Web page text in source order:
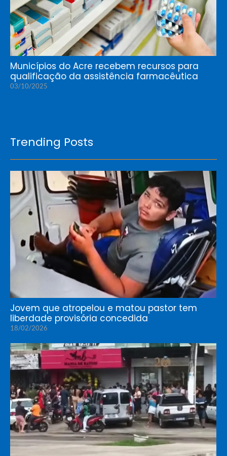
Municípios do Acre recebem recursos para
qualificação da assistência farmacêutica
03/10/2025
Trending Posts
Jovem que atropelou e matou pastor tem
liberdade provisória concedida
18/02/2026